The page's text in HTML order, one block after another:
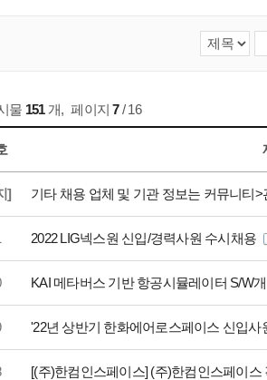
물 151개, 페이지7/ 16
] 기타 채용 업체 및 기관 정보는 커뮤니티
2022 LIG넥스원 신입/경력사원 수시채용
KAI 메타버스 기반 항공시뮬레이터 S/W
'22년 상반기 한화에어로스페이스 신입사
[(주)한컴인스페이스] (주)한컴인스페이스